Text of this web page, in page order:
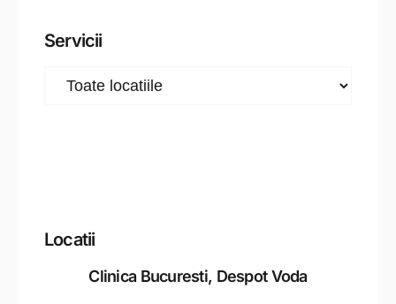
Servicii
Locatii
Clinica Bucuresti, Despot Voda